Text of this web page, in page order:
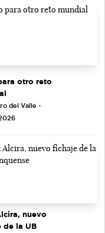
otro reto
del Valle -
nuevo
de la UB